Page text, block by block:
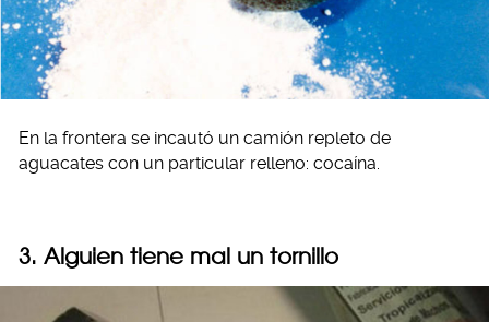
En la frontera se incautó un camión repleto de
aguacates con un particular relleno: cocaína.
3. Alguien tiene mal un tornillo